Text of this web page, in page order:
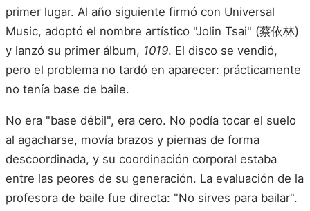
primer lugar. Al año siguiente firmó con Universal
Music, adoptó el nombre artístico "Jolin Tsai" (蔡依林)
y lanzó su primer álbum, 1019. El disco se vendió,
pero el problema no tardó en aparecer: prácticamente
no tenía base de baile.
No era "base débil", era cero. No podía tocar el suelo
al agacharse, movía brazos y piernas de forma
descoordinada, y su coordinación corporal estaba
entre las peores de su generación. La evaluación de la
profesora de baile fue directa: "No sirves para bailar".